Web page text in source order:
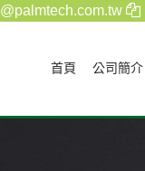
首頁(current)
公司簡介